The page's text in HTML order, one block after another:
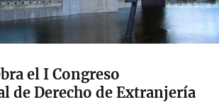
el I Congreso
de Derecho de Extranjería